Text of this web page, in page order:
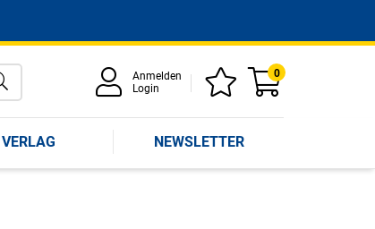
Anmelden
Login
0
VERLAG NEWSLETTER